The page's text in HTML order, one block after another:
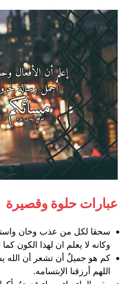
عبارات حلوة وقصيرة
سحقا لكل من عذب وخان
وكانه لا يعلم ان لهذا الكون
كم هو جميلٌ أن تشعر أن الله
اللهم أرزقنا الإبتسامه.